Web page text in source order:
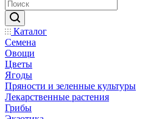
Каталог
Семена
Овощи
Цветы
Ягоды
Пряности и зеленные культуры
Лекарственные растения
Грибы